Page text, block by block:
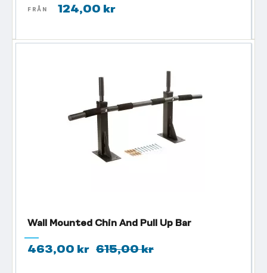
FRÅN 124,00 kr
Wall Mounted Chin And Pull Up Bar
463,00 kr 615,00 kr